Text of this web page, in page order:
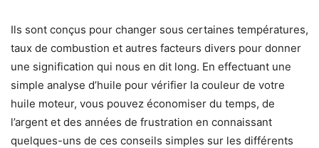
Ils sont conçus pour changer sous certaines températures,
taux de combustion et autres facteurs divers pour donner
une signification qui nous en dit long. En effectuant une
simple analyse d’huile pour vérifier la couleur de votre
huile moteur, vous pouvez économiser du temps, de
l’argent et des années de frustration en connaissant
quelques-uns de ces conseils simples sur les différents